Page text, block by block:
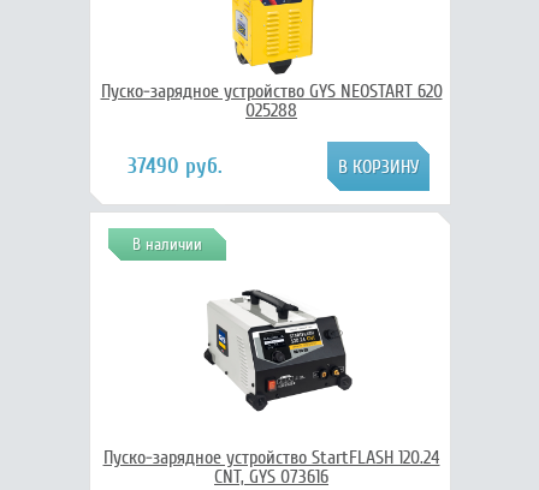
Пуско-зарядное устройство GYS NEOSTART 620
025288
37490 руб.
В наличии
Пуско-зарядное устройство StartFLASH 120.24
CNT, GYS 073616